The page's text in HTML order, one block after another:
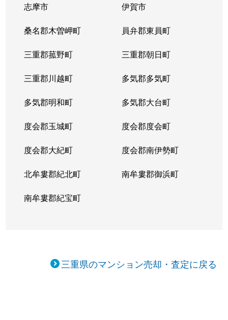
志摩市 伊賀市
桑名郡木曽岬町 員弁郡東員町
三重郡菰野町 三重郡朝日町
三重郡川越町 多気郡多気町
多気郡明和町 多気郡大台町
度会郡玉城町 度会郡度会町
度会郡大紀町 度会郡南伊勢町
北牟婁郡紀北町 南牟婁郡御浜町
南牟婁郡紀宝町
三重県のマンション売却・査定に戻る